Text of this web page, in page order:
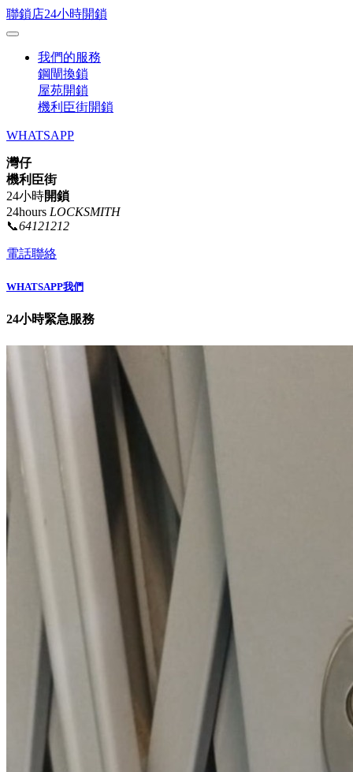
聯鎖店24小時開鎖
我們的服務
鋼閘換鎖
屋苑開鎖
機利臣街開鎖
WHATSAPP
灣仔
機利臣街
24小時開鎖
24hours LOCKSMITH
📞64121212
電話聯絡
WHATSAPP我們
24小時緊急服務